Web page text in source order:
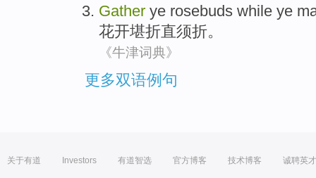
Gather ye rosebuds while ye
花开堪折直须折。
《牛津词典》
更多双语例句
关于有道 Investors 有道智选 官方博客 技术博客 诚聘英才